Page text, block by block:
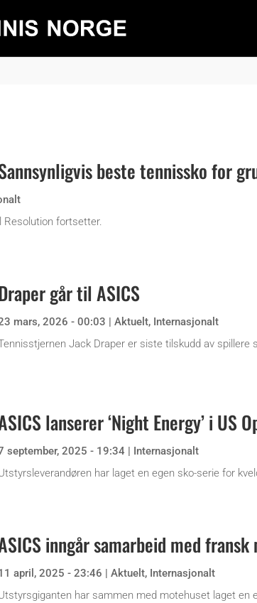
beste tennissko for
Resolution fortsetter.
går til ASICS
mars, 2026 - 00:03 Aktuelt, Internasjonalt
Jack Draper er siste tilskudd av spillere
lanserer ‘Night Energy’ i US
september, 2025 - 19:34 | Internasjonalt
har laget en egen sko-serie for
inngår samarbeid med
april, 2025 - 23:46 | Aktuelt, Internasjonalt
har sammen med motehuset laget en